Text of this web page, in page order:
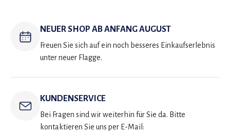
NEUER SHOP AB ANFANG AUGUST
Freuen Sie sich auf ein noch besseres Einkaufserlebnis
unter neuer Flagge.
KUNDENSERVICE
Bei Fragen sind wir weiterhin für Sie da. Bitte
kontaktieren Sie uns per E-Mail: